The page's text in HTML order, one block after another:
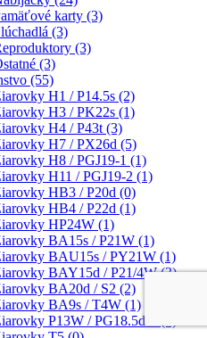
karty (3)
(3)
(3)
(3)
(55)
H1 / P14.5s (2)
H3 / PK22s (1)
H4 / P43t (3)
H7 / PX26d (5)
H8 / PGJ19-1 (1)
H11 / PGJ19-2 (1)
HB3 / P20d (0)
HB4 / P22d (1)
HP24W (1)
BA15s / P21W (1)
BAU15s / PY21W (1)
BAY15d / P21/4W(3)
BA20d / S2 (2)
BA9s / T4W (1)
P13W / PG18.5d-1